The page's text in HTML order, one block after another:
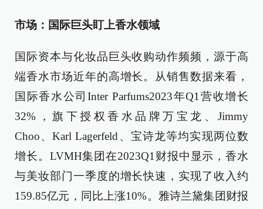
市场：国际巨头盯上香水领域
国际资本与化妆品巨头收购动作频频，源于高
端香水市场近年的高增长。从销售数据来看，
国际香水公司Inter Parfums2023年Q1营收增长
32%，旗下授权香水品牌万宝龙、Jimmy
Choo、Karl Lagerfeld、宝诗龙等均实现两位数
增长。LVMH集团在2023Q1财报中显示，香水
与美妆部门一季度的增长快速，实现了收入约
159.85亿元，同比上涨10%。雅诗兰黛集团财报